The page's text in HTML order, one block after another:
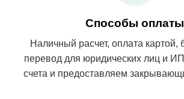
Способы оплаты
Наличный расчет, оплата картой,
перевод для юридических лиц и
счета и предоставляем